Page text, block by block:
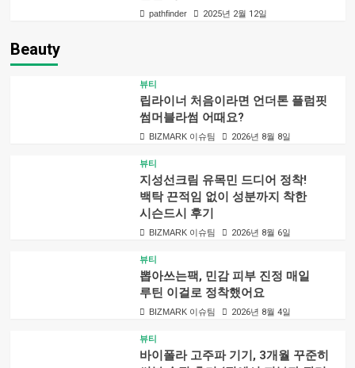
pathfinder 2025년 2월 12일
Beauty
뷰티
립라이너 처음이라면 언더톤 플럼핏
썸머블라썸 어때요?
BIZMARK 이슈팀 2026년 8월 8일
뷰티
지성선크림 유목민 드디어 정착!
백탁 끈적임 없이 성분까지 착한
시슨드시 후기
BIZMARK 이슈팀 2026년 8월 6일
뷰티
뽑아쓰는팩, 민감 피부 진정 매일
루틴 이걸로 정착했어요
BIZMARK 이슈팀 2026년 8월 4일
뷰티
바이폴라 고주파 기기, 3개월 꾸준히